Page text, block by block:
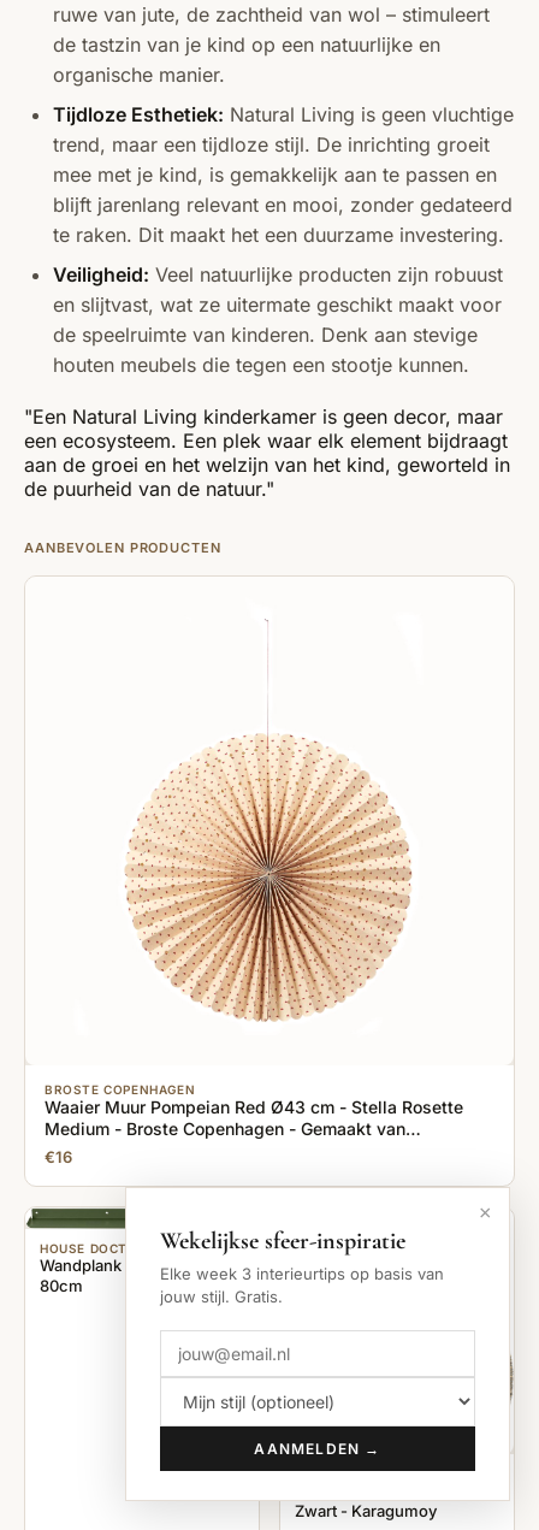
ruwe van jute, de zachtheid van wol – stimuleert
de tastzin van je kind op een natuurlijke en
organische manier.
Tijdloze Esthetiek: Natural Living is geen vluchtige
trend, maar een tijdloze stijl. De inrichting groeit
mee met je kind, is gemakkelijk aan te passen en
blijft jarenlang relevant en mooi, zonder gedateerd
te raken. Dit maakt het een duurzame investering.
Veiligheid: Veel natuurlijke producten zijn robuust
en slijtvast, wat ze uitermate geschikt maakt voor
de speelruimte van kinderen. Denk aan stevige
houten meubels die tegen een stootje kunnen.
"Een Natural Living kinderkamer is geen decor, maar
een ecosysteem. Een plek waar elk element bijdraagt
aan de groei en het welzijn van het kind, geworteld in
de puurheid van de natuur."
AANBEVOLEN PRODUCTEN
BROSTE COPENHAGEN
Waaier Muur Pompeian Red Ø43 cm - Stella Rosette
Medium - Broste Copenhagen - Gemaakt van
Bananenpapier - Inclusief touwtje om op te hangen -
€16
HOUSE DOCTOR
Wandplank Ledge groen
80cm
BLOOMINGVILLE
Zwart - Karagumoy
×
Wekelijkse sfeer-inspiratie
Elke week 3 interieurtips op basis van
jouw stijl. Gratis.
AANMELDEN →